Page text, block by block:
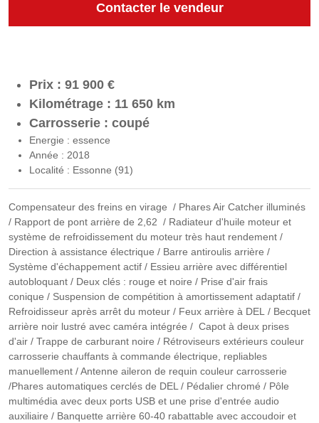
Prix : 91 900 €
Kilométrage : 11 650 km
Carrosserie : coupé
Energie : essence
Année : 2018
Localité : Essonne (91)
Contacter le vendeur
Compensateur des freins en virage / Phares Air Catcher illuminés
/ Rapport de pont arrière de 2,62 / Radiateur d'huile moteur et
système de refroidissement du moteur très haut rendement /
Direction à assistance électrique / Barre antiroulis arrière /
Système d'échappement actif / Essieu arrière avec différentiel
autobloquant / Deux clés : rouge et noire / Prise d'air frais
conique / Suspension de compétition à amortissement adaptatif /
Refroidisseur après arrêt du moteur / Feux arrière à DEL / Becquet
arrière noir lustré avec caméra intégrée / Capot à deux prises
d'air / Trappe de carburant noire / Rétroviseurs extérieurs couleur
carrosserie chauffants à commande électrique, repliables
manuellement / Antenne aileron de requin couleur carrosserie
/Phares automatiques cerclés de DEL / Pédalier chromé / Pôle
multimédia avec deux ports USB et une prise d'entrée audio
auxiliaire / Banquette arrière 60-40 rabattable avec accoudoir et